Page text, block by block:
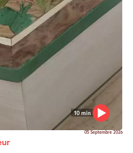
10 min
05 Septembre 2026